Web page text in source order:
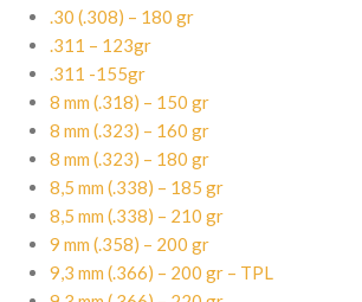
.30 (.308) – 180 gr
.311 – 123gr
.311 -155gr
8 mm (.318) – 150 gr
8 mm (.323) – 160 gr
8 mm (.323) – 180 gr
8,5 mm (.338) – 185 gr
8,5 mm (.338) – 210 gr
9 mm (.358) – 200 gr
9,3 mm (.366) – 200 gr – TPL